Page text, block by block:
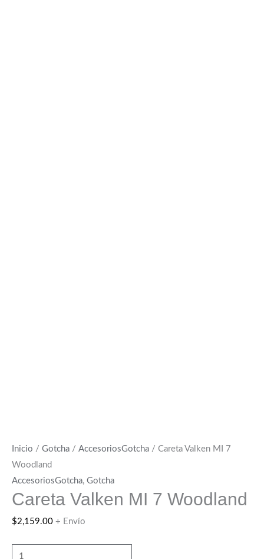
Inicio / Gotcha / AccesoriosGotcha / Careta Valken MI 7
Woodland
AccesoriosGotcha, Gotcha
Careta Valken MI 7 Woodland
$2,159.00 + Envío